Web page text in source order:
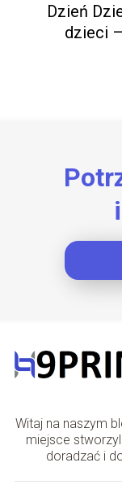
Dzień
dzieci
Witaj na naszym
miejsce
doradzać i